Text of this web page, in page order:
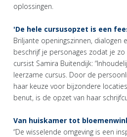
oplossingen.
'De hele cursusopzet is een
Briljante openingszinnen, dialogen
beschrijf je personages zodat je
cursist Samira Buitendijk:
leerzame cursus. Door de
haar keuze voor bijzondere
benut, is de opzet van haar
Van huiskamer tot
“De wisselende omgeving is een